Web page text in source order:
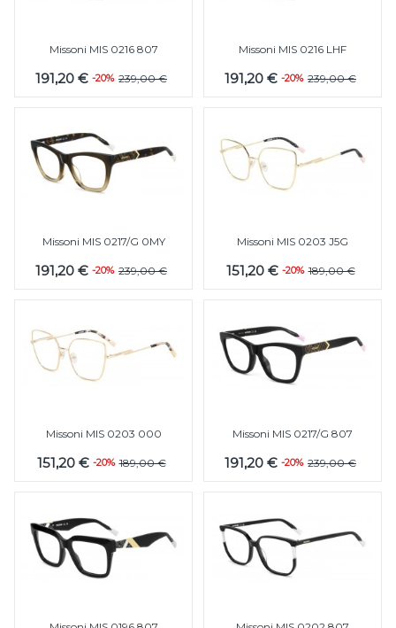
Missoni MIS 0216 807
191,20 € -20% 239,00 €
Missoni MIS 0216 LHF
191,20 € -20% 239,00 €
Missoni MIS 0217/G 0MY
191,20 € -20% 239,00 €
Missoni MIS 0203 J5G
151,20 € -20% 189,00 €
Missoni MIS 0203 000
151,20 € -20% 189,00 €
Missoni MIS 0217/G 807
191,20 € -20% 239,00 €